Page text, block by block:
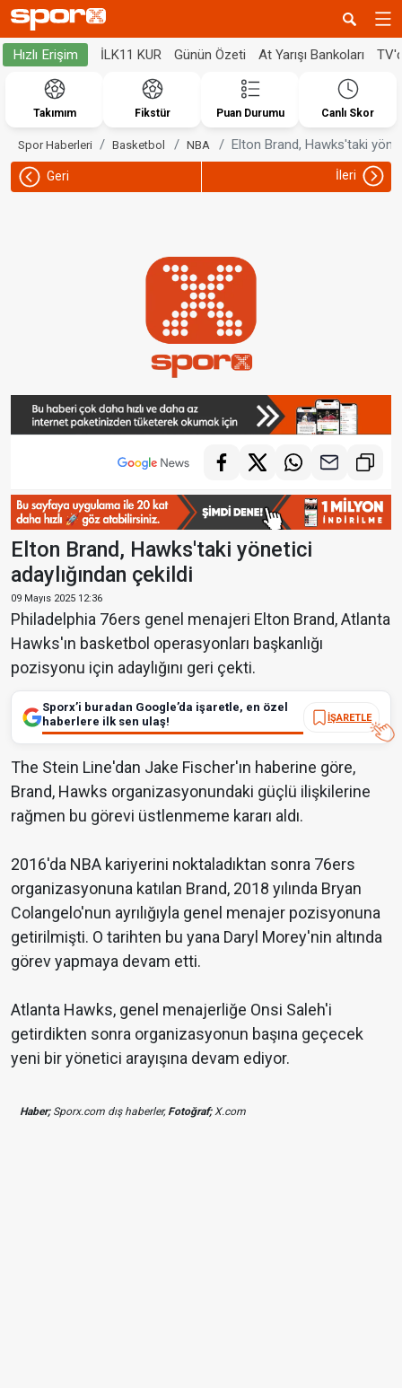
Hızlı Erişim İLK11 KUR Günün Özeti At Yarışı Bankoları
Takımım Fikstür Puan Durumu Canlı Skor
Spor Haberleri Basketbol NBA Elton Brand, Hawks'taki
Geri İleri
Elton Brand, Hawks'taki yönetici
adaylığından çekildi
09 Mayıs 2025 12:36
Philadelphia 76ers genel menajeri Elton Brand, Atlanta
Hawks'ın basketbol operasyonları başkanlığı
pozisyonu için adaylığını geri çekti.
Sporx’i buradan Google’da işaretle, en özel
haberlere ilk sen ulaş!
İŞARETLE
The Stein Line'dan Jake Fischer'ın haberine göre,
Brand, Hawks organizasyonundaki güçlü ilişkilerine
rağmen bu görevi üstlenmeme kararı aldı.
2016'da NBA kariyerini noktaladıktan sonra 76ers
organizasyonuna katılan Brand, 2018 yılında Bryan
Colangelo'nun ayrılığıyla genel menajer pozisyonuna
getirilmişti. O tarihten bu yana Daryl Morey'nin altında
görev yapmaya devam etti.
Atlanta Hawks, genel menajerliğe Onsi Saleh'i
getirdikten sonra organizasyonun başına geçecek
yeni bir yönetici arayışına devam ediyor.
Haber;Sporx.com dış haberler,Fotoğraf;X.com